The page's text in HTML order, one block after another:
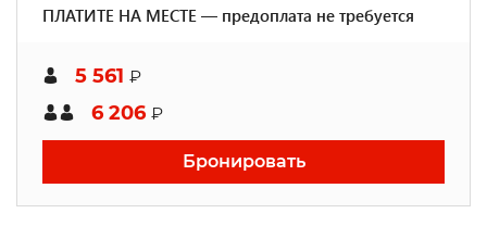
ПЛАТИТЕ НА МЕСТЕ — предоплата не требуется
5 561 ₽
6 206 ₽
Бронировать